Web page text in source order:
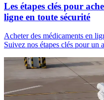
Les étapes clés pour
ligne en toute sécurité
Acheter des médicaments en
Suivez nos étapes clés pour un